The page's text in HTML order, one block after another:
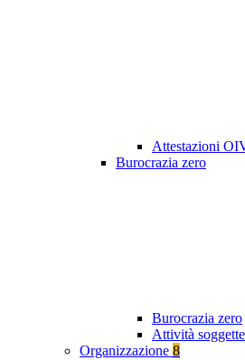
Attestazioni
Burocrazia zero
Burocrazia zero
Attività
Organizzazione 8